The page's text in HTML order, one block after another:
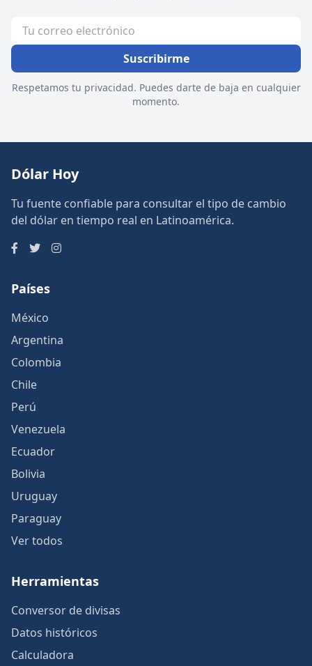
Suscribirme
Respetamos tu privacidad. Puedes darte de baja en cualquier
momento.
Dólar Hoy
Tu fuente confiable para consultar el tipo de cambio
del dólar en tiempo real en Latinoamérica.
Países
México
Argentina
Colombia
Chile
Perú
Venezuela
Ecuador
Bolivia
Uruguay
Paraguay
Ver todos
Herramientas
Conversor de divisas
Datos históricos
Calculadora